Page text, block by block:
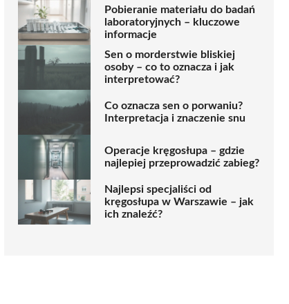
Pobieranie materiału do badań
laboratoryjnych – kluczowe
informacje
Sen o morderstwie bliskiej
osoby – co to oznacza i jak
interpretować?
Co oznacza sen o porwaniu?
Interpretacja i znaczenie snu
Operacje kręgosłupa – gdzie
najlepiej przeprowadzić zabieg?
Najlepsi specjaliści od
kręgosłupa w Warszawie – jak
ich znaleźć?